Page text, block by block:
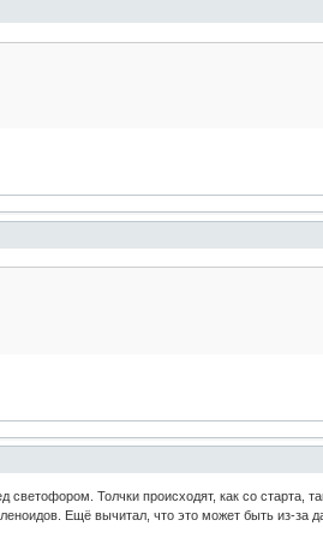
Толчки происходят, как со старта,
Ещё вычитал, что это может быть из-за